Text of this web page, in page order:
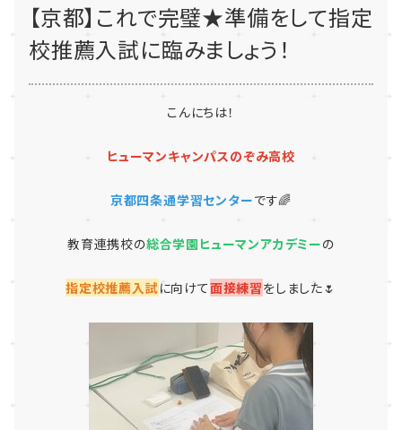
【京都】これで完璧★準備をして指定
校推薦入試に臨みましょう！
こんにちは！
ヒューマンキャンパスのぞみ高校
京都四条通学習センターです🌈
教育連携校の総合学園ヒューマンアカデミーの
指定校推薦入試に向けて面接練習をしました🌷